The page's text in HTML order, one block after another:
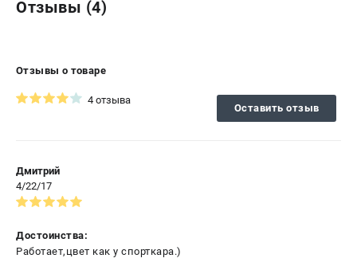
Отзывы (4)
Отзывы о товаре
4 отзыва
Оставить отзыв
Дмитрий
4/22/17
Достоинства:
Работает,цвет как у спорткара.)